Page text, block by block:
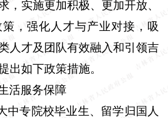
，实施更加积极、更加开放、
，强化人才与产业对接，吸
人才及团队有效融入和引领吉
出如下政策措施。
活服务保障
中专院校毕业生、留学归国人